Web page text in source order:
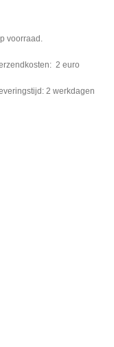
voorraad.
2 euro
2 werkdagen